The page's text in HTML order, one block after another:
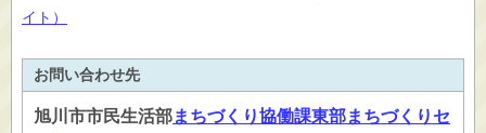
イト）
お問い合わせ先
旭川市市民生活部まちづくり協働課東部まちづくりセ